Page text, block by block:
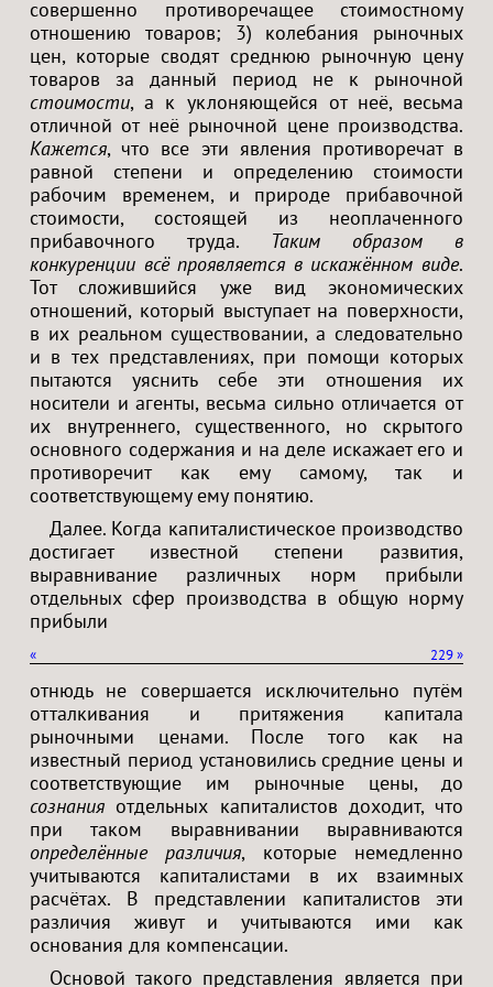
совершенно противоречащее стоимостному
отношению товаров; 3) колебания рыночных
цен, которые сводят среднюю рыночную цену
товаров за данный период не к рыночной
стоимости, а к уклоняющейся от неё, весьма
отличной от неё рыночной цене производства.
Кажется, что все эти явления противоречат в
равной степени и определению стоимости
рабочим временем, и природе прибавочной
стоимости, состоящей из неоплаченного
прибавочного труда. Таким образом в
конкуренции всё проявляется в искажённом виде.
Тот сложившийся уже вид экономических
отношений, который выступает на поверхности,
в их реальном существовании, а следовательно
и в тех представлениях, при помощи которых
пытаются уяснить себе эти отношения их
носители и агенты, весьма сильно отличается от
их внутреннего, существенного, но скрытого
основного содержания и на деле искажает его и
противоречит как ему самому, так и
соответствующему ему понятию.
Далее. Когда капиталистическое производство
достигает известной степени развития,
выравнивание различных норм прибыли
отдельных сфер производства в общую норму
прибыли
« »
229
отнюдь не совершается исключительно путём
отталкивания и притяжения капитала
рыночными ценами. После того как на
известный период установились средние цены и
соответствующие им рыночные цены, до
сознания отдельных капиталистов доходит, что
при таком выравнивании выравниваются
определённые различия, которые немедленно
учитываются капиталистами в их взаимных
расчётах. В представлении капиталистов эти
различия живут и учитываются ими как
основания для компенсации.
Основой такого представления является при